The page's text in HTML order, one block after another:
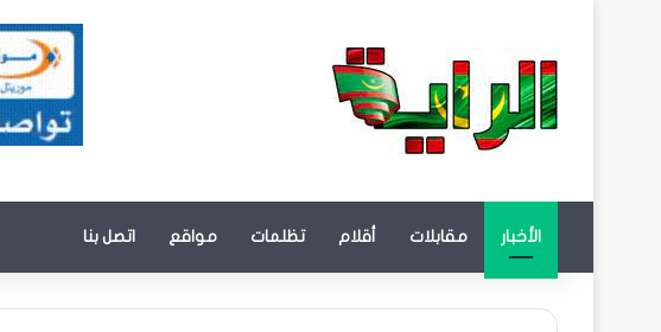
الأخبار مقابلات أقلام تظلمات مواقع اتصل بنا